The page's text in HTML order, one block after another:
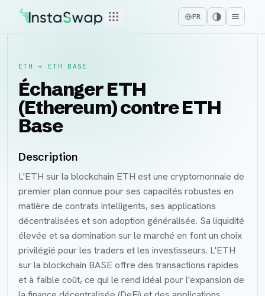
FR
ETH → ETH BASE
Échanger ETH
(Ethereum) contre ETH
Base
Description
L'ETH sur la blockchain ETH est une cryptomonnaie de
premier plan connue pour ses capacités robustes en
matière de contrats intelligents, ses applications
décentralisées et son adoption généralisée. Sa liquidité
élevée et sa domination sur le marché en font un choix
privilégié pour les traders et les investisseurs. L'ETH
sur la blockchain BASE offre des transactions rapides
et à faible coût, ce qui le rend idéal pour l'expansion de